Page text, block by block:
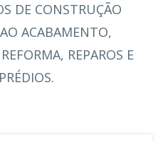
DE CONSTRUÇÃO
ACABAMENTO,
REPAROS E